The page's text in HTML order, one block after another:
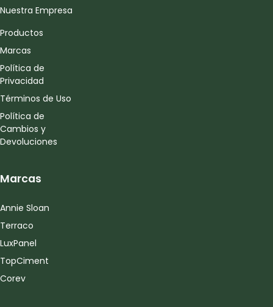
Nuestra Empresa
Productos
Marcas
Política de
Privacidad
Términos de Uso
Política de
Cambios y
Devoluciones
Marcas
Annie Sloan
Terraco
LuxPanel
TopCiment
Corev